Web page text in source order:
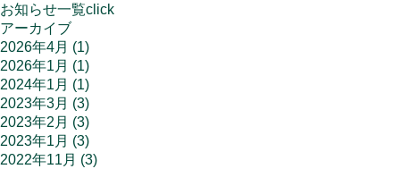
お知らせ一覧click
アーカイブ
2026年4月 (1)
2026年1月 (1)
2024年1月 (1)
2023年3月 (3)
2023年2月 (3)
2023年1月 (3)
2022年11月 (3)